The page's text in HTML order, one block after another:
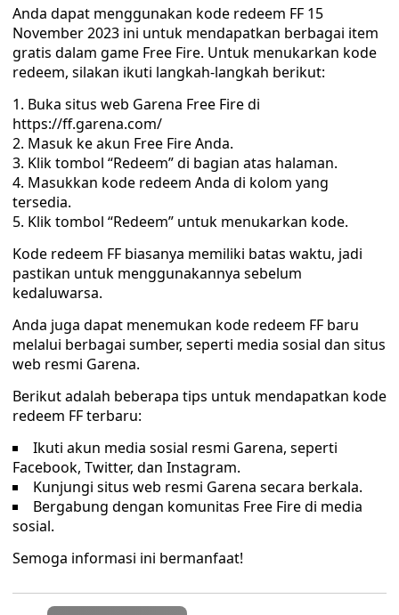
Anda dapat menggunakan kode redeem FF 15
November 2023 ini untuk mendapatkan berbagai item
gratis dalam game Free Fire. Untuk menukarkan kode
redeem, silakan ikuti langkah-langkah berikut:
Buka situs web Garena Free Fire di
https://ff.garena.com/
Masuk ke akun Free Fire Anda.
Klik tombol “Redeem” di bagian atas halaman.
Masukkan kode redeem Anda di kolom yang
tersedia.
Klik tombol “Redeem” untuk menukarkan kode.
Kode redeem FF biasanya memiliki batas waktu, jadi
pastikan untuk menggunakannya sebelum
kedaluwarsa.
Anda juga dapat menemukan kode redeem FF baru
melalui berbagai sumber, seperti media sosial dan situs
web resmi Garena.
Berikut adalah beberapa tips untuk mendapatkan kode
redeem FF terbaru:
Ikuti akun media sosial resmi Garena, seperti
Facebook, Twitter, dan Instagram.
Kunjungi situs web resmi Garena secara berkala.
Bergabung dengan komunitas Free Fire di media
sosial.
Semoga informasi ini bermanfaat!